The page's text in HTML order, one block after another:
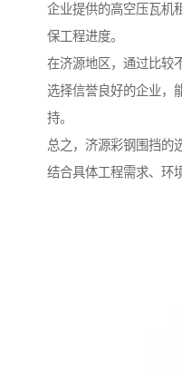
企业提供的高空压瓦机
保工程进度。
在济源地区，通过比较
选择信誉良好的企业，
持。
总之，济源彩钢围挡的
结合具体工程需求、环